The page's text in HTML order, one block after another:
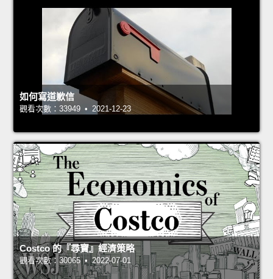
如何寫道歉信
觀看次數：33949 • 2021-12-23
Costco 的『尋寶』經濟策略
觀看次數：30065 • 2022-07-01